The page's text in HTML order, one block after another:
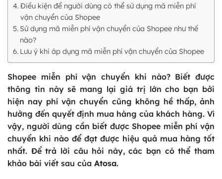
Điều kiện để người dùng có thể sử dụng mã miễn phí
vận chuyển của Shopee
Sử dụng mã miễn phí vận chuyển của Shopee như thế
nào?
Lưu ý khi áp dụng mã miễn phí vận chuyển của Shopee
Shopee miễn phí vận chuyển khi nào? Biết được
thông tin này sẽ mang lại giá trị lớn cho bạn bởi
hiện nay phí vận chuyển cũng không hề thấp, ảnh
hưởng đến quyết định mua hàng của khách hàng. Vì
vậy, người dùng cần biết được Shopee miễn phí vận
chuyển khi nào để đạt được hiệu quả mua hàng tốt
nhất. Để trả lời câu hỏi này, các bạn có thể tham
khảo bài viết sau của Atosa.